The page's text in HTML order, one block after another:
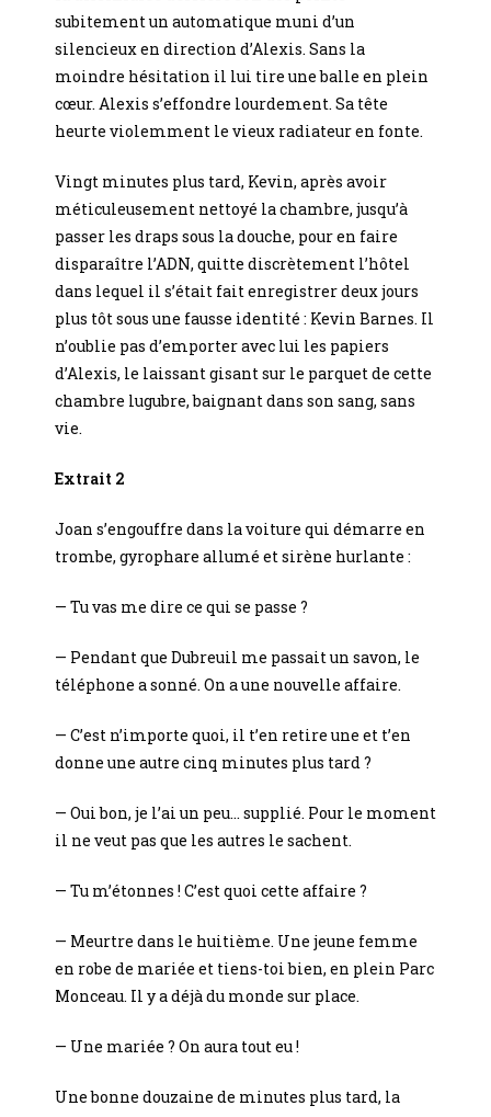
subitement un automatique muni d’un
silencieux en direction d’Alexis. Sans la
moindre hésitation il lui tire une balle en plein
cœur. Alexis s’effondre lourdement. Sa tête
heurte violemment le vieux radiateur en fonte.
Vingt minutes plus tard, Kevin, après avoir
méticuleusement nettoyé la chambre, jusqu’à
passer les draps sous la douche, pour en faire
disparaître l’ADN, quitte discrètement l’hôtel
dans lequel il s’était fait enregistrer deux jours
plus tôt sous une fausse identité : Kevin Barnes. Il
n’oublie pas d’emporter avec lui les papiers
d’Alexis, le laissant gisant sur le parquet de cette
chambre lugubre, baignant dans son sang, sans
vie.
Extrait 2
Joan s’engouffre dans la voiture qui démarre en
trombe, gyrophare allumé et sirène hurlante :
— Tu vas me dire ce qui se passe ?
— Pendant que Dubreuil me passait un savon, le
téléphone a sonné. On a une nouvelle affaire.
— C’est n’importe quoi, il t’en retire une et t’en
donne une autre cinq minutes plus tard ?
— Oui bon, je l’ai un peu… supplié. Pour le moment
il ne veut pas que les autres le sachent.
— Tu m’étonnes ! C’est quoi cette affaire ?
— Meurtre dans le huitième. Une jeune femme
en robe de mariée et tiens-toi bien, en plein Parc
Monceau. Il y a déjà du monde sur place.
— Une mariée ? On aura tout eu !
Une bonne douzaine de minutes plus tard, la